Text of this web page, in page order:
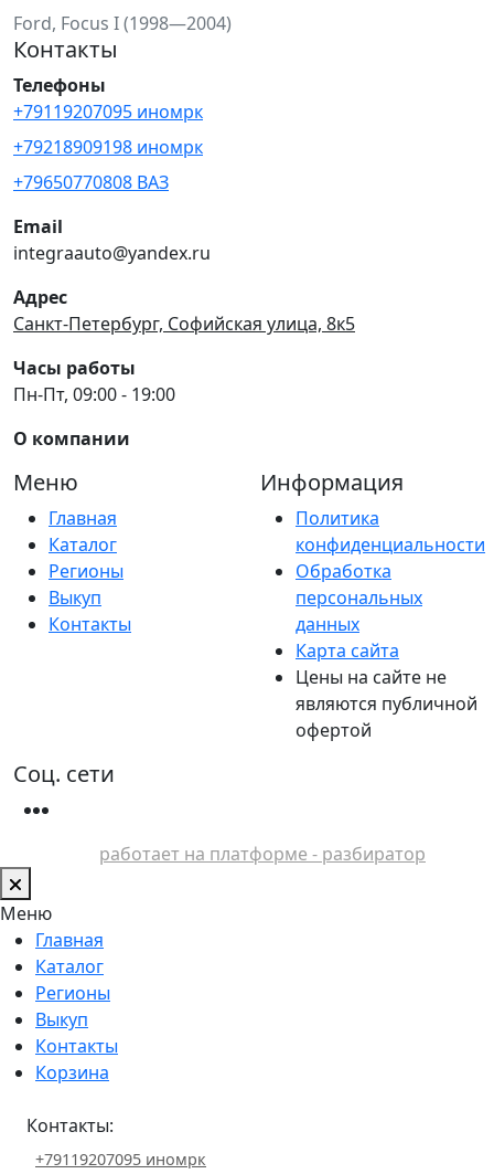
Ford, Focus I (1998—2004)
Контакты
Телефоны
+79119207095 иномрк
+79218909198 иномрк
+79650770808 ВАЗ
Email
integraauto@yandex.ru
Адрес
Санкт-Петербург, Софийская улица, 8к5
Часы работы
Пн-Пт, 09:00 - 19:00
О компании
Меню
Главная
Каталог
Регионы
Выкуп
Контакты
Информация
Политика
конфиденциальности
Обработка
персональных
данных
Карта сайта
Цены на сайте не
являются публичной
офертой
Соц. сети
работает на платформе - разбиратор
Меню
Главная
Каталог
Регионы
Выкуп
Контакты
Корзина
Контакты:
+79119207095 иномрк